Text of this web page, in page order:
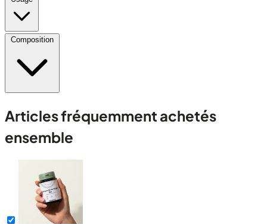
Composition
Articles fréquemment achetés
ensemble